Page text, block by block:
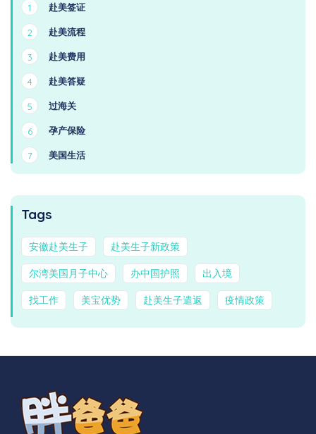
1 赴美签证
2 赴美流程
3 赴美费用
4 赴美答疑
5 过海关
6 孕产保险
7 美国生活
Tags
安徽赴美生子 赴美生子新政策
尔湾美国月子中心 办中国护照 出入境
找工作 美宝优势 赴美生子遣返 疫情政策